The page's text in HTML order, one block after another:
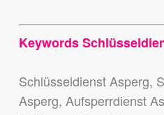
Keywords
Schlüsseldienst Asperg,
Asperg, Aufsperrdienst